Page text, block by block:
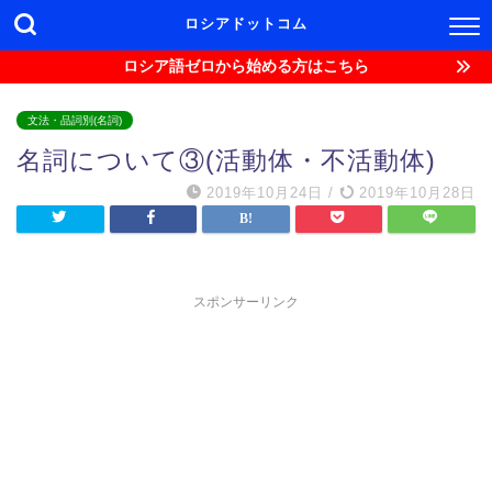
ロシアドットコム
ロシア語ゼロから始める方はこちら
文法・品詞別(名詞)
名詞について③(活動体・不活動体)
2019年10月24日 / 2019年10月28日
スポンサーリンク